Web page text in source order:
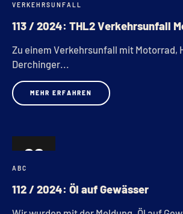
VERKEHRSUNFALL
113 / 2024: THL2 Verkehrsunfall
Zu einem Verkehrsunfall mit Motorrad,
Derchinger...
MEHR ERFAHREN
26
JUNI
ABC
112 / 2024: Öl auf Gewässer